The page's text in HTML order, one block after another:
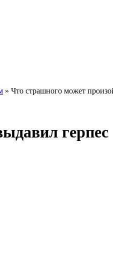
» Что страшного может
герпес